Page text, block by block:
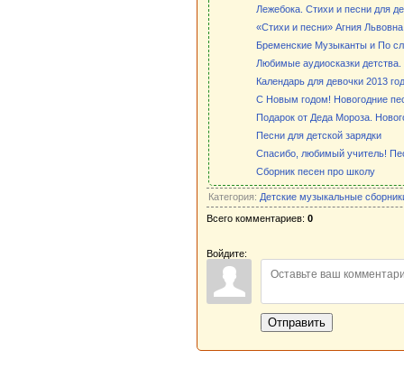
Лежебока. Стихи и песни для
«Стихи и песни» Агния
Бременские Музыканты и По
Любимые аудиосказки
Календарь для девочки 2013
С Новым годом! Новогодние
Подарок от Деда Мороза.
Песни для детской зарядки
Спасибо, любимый учитель!
Сборник песен про школу
Категория: Детские музыкальные
Всего комментариев: 0
Войдите:
Отправить